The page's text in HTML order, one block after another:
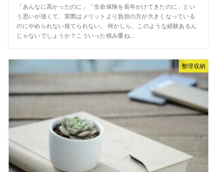
「あんなに高かったのに」「生命保険を長年かけてきたのに」とい
う思いが強くて、実際はメリットより負担の方が大きくなっている
のにやめられない捨てられない。 何かしら、このような経験あるん
じゃないでしょうか？こういった積み重ね...
整理収納